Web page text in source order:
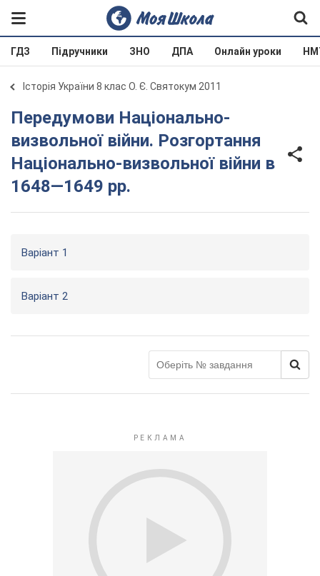
ГДЗ Підручники ЗНО ДПА Онлайн уроки
Історія України 8 клас О. Є. Святокум 2011
Передумови Національно-
визвольної війни. Розгортання
Національно-визвольної війни в
1648—1649 рр.
Варіант 1
Варіант 2